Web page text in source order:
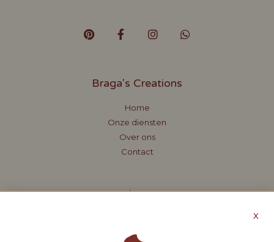
Braga's Creations
Home
Onze diensten
Over ons
Contact
About
Algemene voorwaarden
X